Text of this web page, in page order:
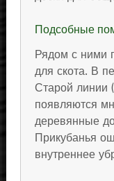
Подсобные
Рядом с ними
для скота. В
Старой линии
появляются
деревянные
Прикубанья
внутреннее